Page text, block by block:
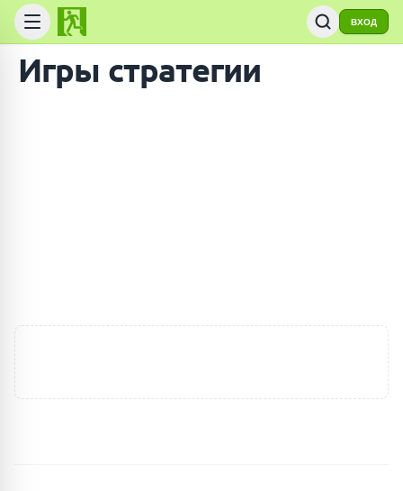
ВХОД
ПОИСК ИГР
Игры стратегии